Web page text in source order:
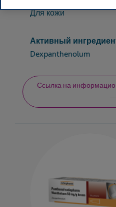
Для кожи
Активный
Dexpanthenolum
Ссылка на